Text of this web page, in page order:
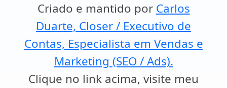
Criado e mantido por Carlos
Duarte, Closer / Executivo de
Contas, Especialista em Vendas e
Marketing (SEO / Ads).
Clique no link acima, visite meu